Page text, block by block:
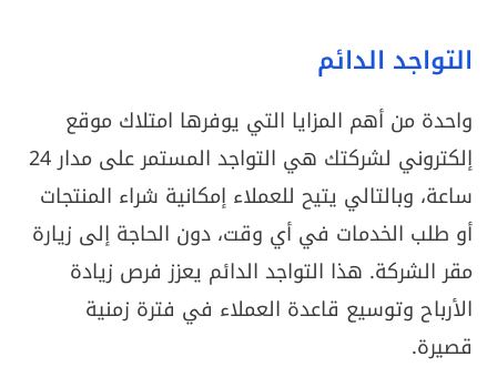
التواجد الدائم
واحدة من أهم المزايا التي يوفرها امتلاك موقع
إلكتروني لشركتك هي التواجد المستمر على مدار 24
ساعة، وبالتالي يتيح للعملاء إمكانية شراء المنتجات
أو طلب الخدمات في أي وقت، دون الحاجة إلى زيارة
مقر الشركة. هذا التواجد الدائم يعزز فرص زيادة
الأرباح وتوسيع قاعدة العملاء في فترة زمنية
قصيرة.